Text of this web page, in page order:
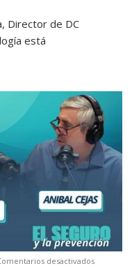
cobro
y
la
atención
al
cliente
seguros
Director de DC
está
desactivadosen